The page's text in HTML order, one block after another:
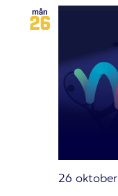
mån
26
26 oktober